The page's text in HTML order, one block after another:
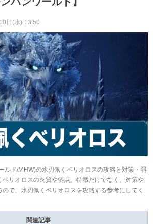
日(水) 13:50
ルド/MHW)の氷刃佩くベリオロスの攻略と対策・弱
ベリオロスの肉質や弱点、特徴だけでなく、対策や
で、氷刃佩くベリオロスを攻略する参考にしてく
関連記事